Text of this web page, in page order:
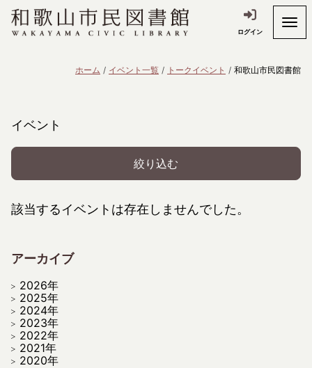
ログイン
ホーム イベント一覧 トークイベント 和歌山市民図書館
イベント
絞り込む
該当するイベントは存在しませんでした。
アーカイブ
2026年
2025年
2024年
2023年
2022年
2021年
2020年